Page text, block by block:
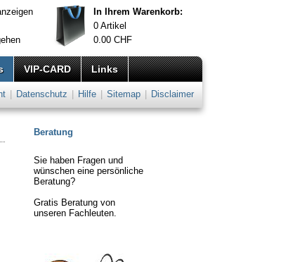
In Ihrem Warenkorb:
0 Artikel
0.00 CHF
VIP-CARD Links
Datenschutz Hilfe Sitemap Disclaimer
Beratung
Sie haben Fragen und
wünschen eine persönliche
Beratung?
Gratis Beratung von
unseren Fachleuten.